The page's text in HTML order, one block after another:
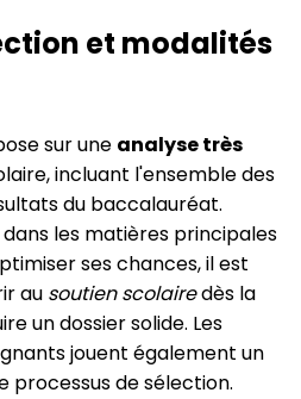
et modalités
sur une analyse très
incluant l'ensemble des
du baccalauréat.
les matières principales
ses chances, il est
au soutien scolairedès la
un dossier solide. Les
jouent également un
processus de sélection.